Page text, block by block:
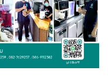
ประเมินราคางาน
นฐานความเป็นจริง
รจาก Hillkoff ที่
แก้ปัญหา วิธีซ่อม